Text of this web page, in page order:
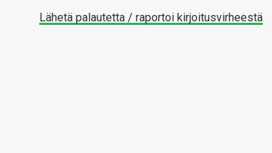
Lähetä palautetta / raportoi kirjoitusvirheestä